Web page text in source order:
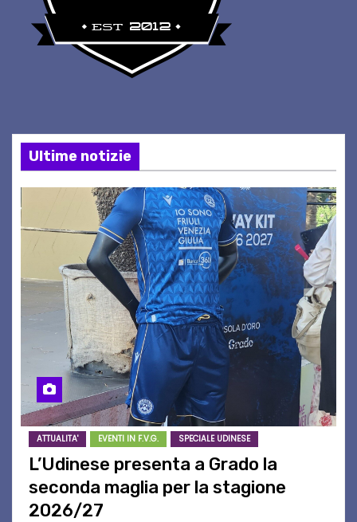
Ultime notizie
ATTUALITA' EVENTI IN F.V.G. SPECIALE UDINESE
L’Udinese presenta a Grado la
seconda maglia per la stagione
2026/27